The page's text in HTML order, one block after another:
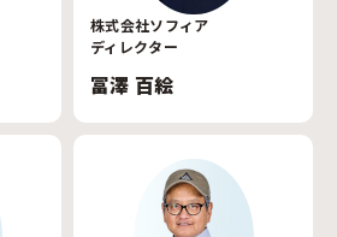
株式会社ソフィア
ディレクター
冨澤 百絵